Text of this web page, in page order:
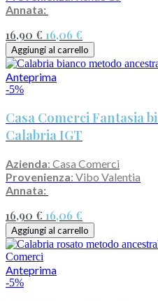
Annata:
16,90 € 16,06 €
Aggiungi al carrello
Anteprima
-5%
Casa Comerci Fantasia
Calabria IGT
Azienda: Casa Comerci
Provenienza: Vibo Valentia
Annata:
16,90 € 16,06 €
Aggiungi al carrello
Anteprima
-5%